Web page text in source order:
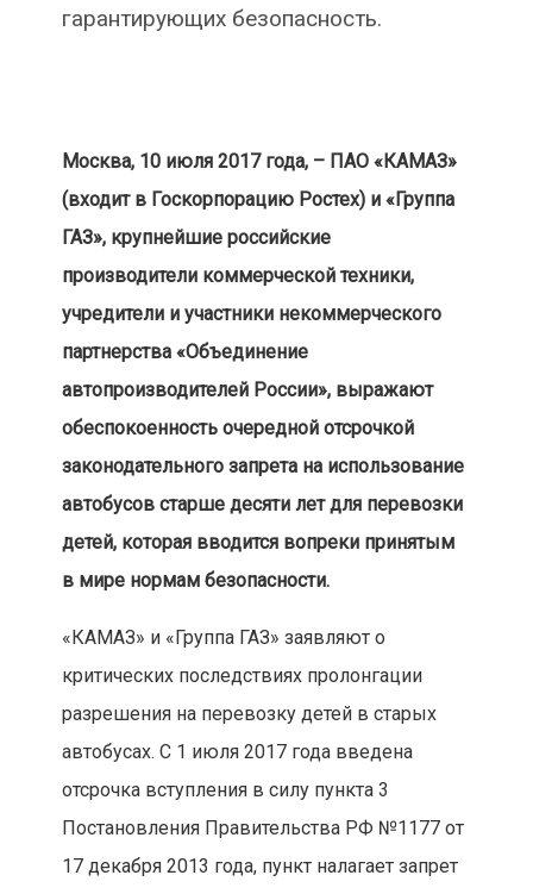
гарантирующих безопасность.
Москва, 10 июля 2017 года, – ПАО «КАМАЗ»
(входит в Госкорпорацию Ростех) и «Группа
ГАЗ», крупнейшие российские
производители коммерческой техники,
учредители и участники некоммерческого
партнерства «Объединение
автопроизводителей России», выражают
обеспокоенность очередной отсрочкой
законодательного запрета на использование
автобусов старше десяти лет для перевозки
детей, которая вводится вопреки принятым
в мире нормам безопасности.
«КАМАЗ» и «Группа ГАЗ» заявляют о
критических последствиях пролонгации
разрешения на перевозку детей в старых
автобусах. С 1 июля 2017 года введена
отсрочка вступления в силу пункта 3
Постановления Правительства РФ №1177 от
17 декабря 2013 года, пункт налагает запрет